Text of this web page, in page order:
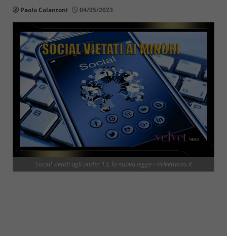
Paolo Colantoni 04/05/2023
Social vietati agli under 13, la nuova legge - Velvetnews.it